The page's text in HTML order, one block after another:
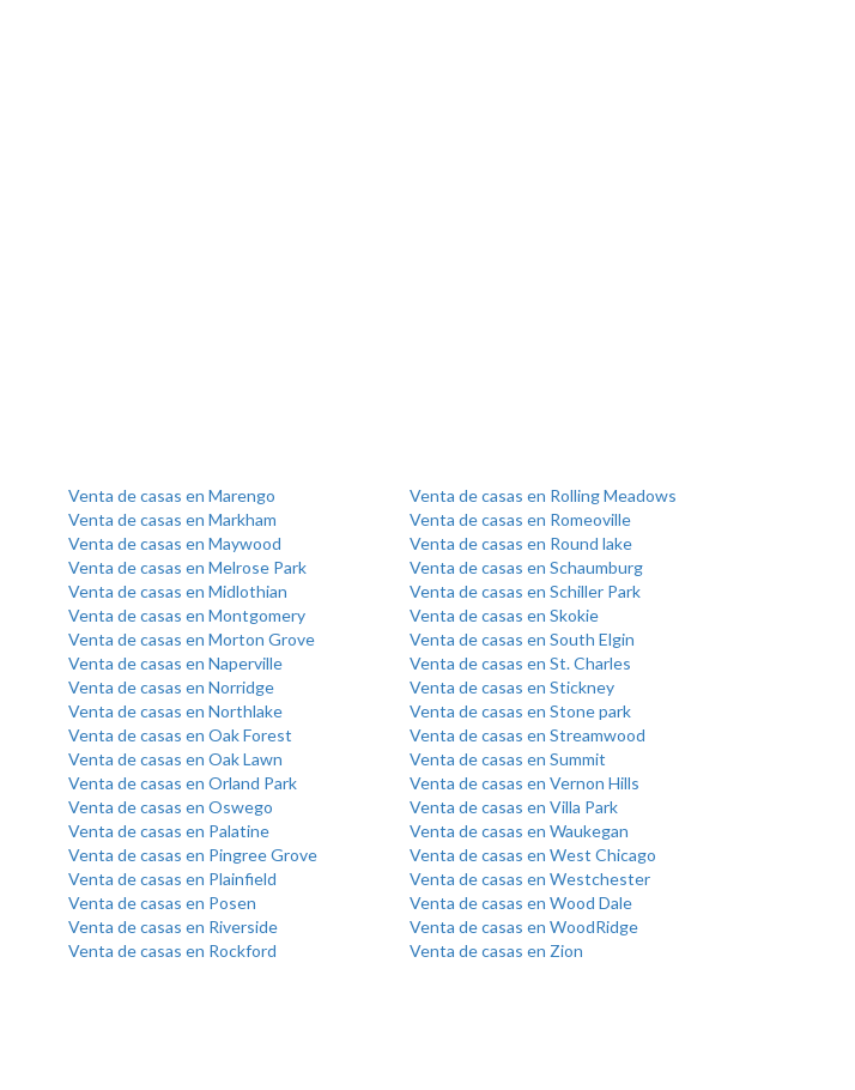
Venta de casas en Marengo
Venta de casas en Markham
Venta de casas en Maywood
Venta de casas en Melrose Park
Venta de casas en Midlothian
Venta de casas en Montgomery
Venta de casas en Morton Grove
Venta de casas en Naperville
Venta de casas en Norridge
Venta de casas en Northlake
Venta de casas en Oak Forest
Venta de casas en Oak Lawn
Venta de casas en Orland Park
Venta de casas en Oswego
Venta de casas en Palatine
Venta de casas en Pingree Grove
Venta de casas en Plainfield
Venta de casas en Posen
Venta de casas en Riverside
Venta de casas en Rockford
Venta de casas en Rolling Meadows
Venta de casas en Romeoville
Venta de casas en Round lake
Venta de casas en Schaumburg
Venta de casas en Schiller Park
Venta de casas en Skokie
Venta de casas en South Elgin
Venta de casas en St. Charles
Venta de casas en Stickney
Venta de casas en Stone park
Venta de casas en Streamwood
Venta de casas en Summit
Venta de casas en Vernon Hills
Venta de casas en Villa Park
Venta de casas en Waukegan
Venta de casas en West Chicago
Venta de casas en Westchester
Venta de casas en Wood Dale
Venta de casas en WoodRidge
Venta de casas en Zion